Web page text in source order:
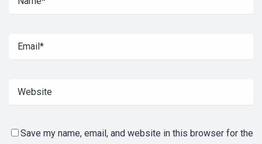
Save my name, email, and website in this browser for the